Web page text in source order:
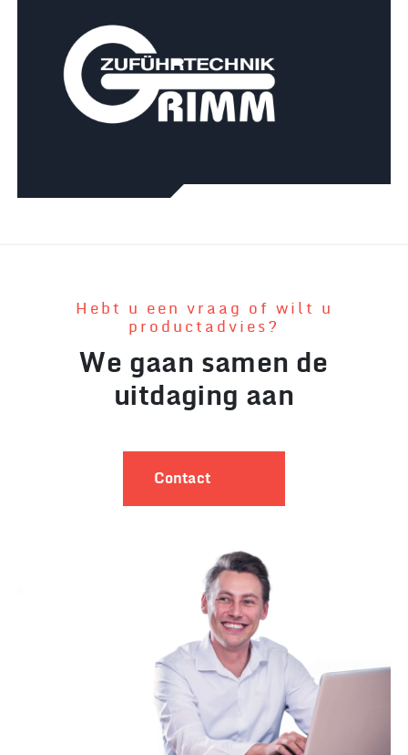
Hebt u een vraag of wilt u
productadvies?
We gaan samen de
uitdaging aan
Contact